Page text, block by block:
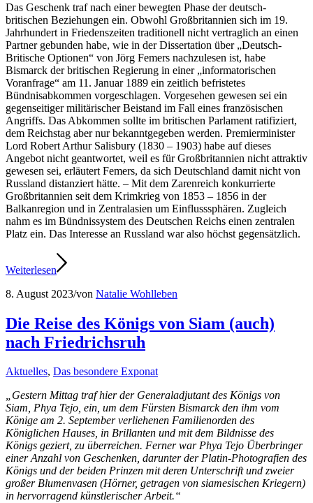
Das Geschenk traf nach einer bewegten Phase der deutsch-
britischen Beziehungen ein. Obwohl Großbritannien sich im 19.
Jahrhundert in Friedenszeiten traditionell nicht vertraglich an einen
Partner gebunden habe, wie in der Dissertation über „Deutsch-
Britische Optionen“ von Jörg Femers nachzulesen ist, habe
Bismarck der britischen Regierung in einer „informatorischen
Voranfrage“ am 11. Januar 1889 ein zeitlich befristetes
Bündnisabkommen vorgeschlagen. Vorgesehen gewesen sei ein
gegenseitiger militärischer Beistand im Fall eines französischen
Angriffs. Das Abkommen sollte im britischen Parlament ratifiziert,
dem Reichstag aber nur bekanntgegeben werden. Premierminister
Lord Robert Arthur Salisbury (1830 – 1903) habe auf dieses
Angebot nicht geantwortet, weil es für Großbritannien nicht attraktiv
gewesen sei, erläutert Femers, da sich Deutschland damit nicht von
Russland distanziert hätte. – Mit dem Zarenreich konkurrierte
Großbritannien seit dem Krimkrieg von 1853 – 1856 in der
Balkanregion und in Zentralasien um Einflusssphären. Zugleich
nahm es im Bündnissystem des Deutschen Reichs einen zentralen
Platz ein. Das Interesse an Russland war also höchst gegensätzlich.
Weiterlesen
8. August 2023/von Natalie Wohlleben
Die Reise des Königs von Siam (auch)
nach Friedrichsruh
Aktuelles, Das besondere Exponat
„Gestern Mittag traf hier der Generaladjutant des Königs von
Siam, Phya Tejo, ein, um dem Fürsten Bismarck den ihm vom
Könige am 2. September verliehenen Familienorden des
Königlichen Hauses, in Brillanten und mit dem Bildnisse des
Königs geziert, zu überreichen. Ferner war Phya Tejo Überbringer
einer Anzahl von Geschenken, darunter der Platin-Photografien des
Königs und der beiden Prinzen mit deren Unterschrift und zweier
großer Blumenvasen (Hörner, getragen von siamesischen Kriegern)
in hervorragend künstlerischer Arbeit.“